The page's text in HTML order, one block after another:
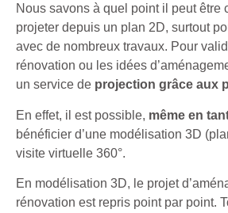
Nous savons à quel point il peut être
projeter depuis un plan 2D, surtout
avec de nombreux travaux. Pour
rénovation ou les idées
un service de projection grâce aux
En effet, il est possible, même en
bénéficier d’une modélisation 3D
visite virtuelle 360°.
En modélisation 3D, le projet
rénovation est repris point par point.